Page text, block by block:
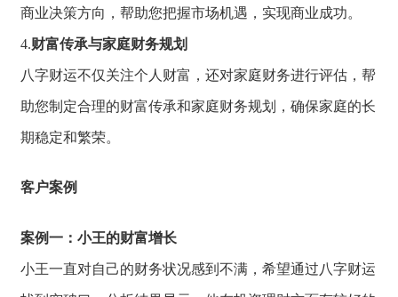
商业决策方向， 帮助您把握市场机遇， 实现商业成功。
4.财富传承与家庭财务规划
八字财运不仅关注个人财富， 还对家庭财务进行评估， 帮
助您制定合理的财富传承和家庭财务规划， 确保家庭的长
期稳定和繁荣。
客户案例
案例一：小王的财富增长
小王一直对自己的财务状况感到不满 ， 希望通过八字财运